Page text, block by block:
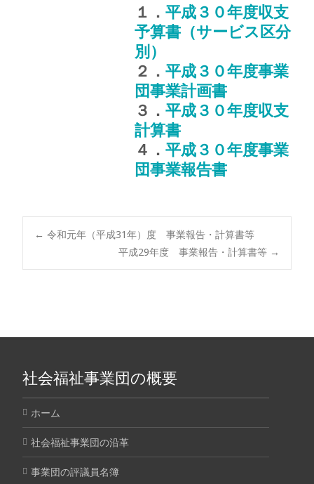
１． 平成３０年度収支
予算書（サービス区分
別）
２． 平成３０年度事業
団事業計画書
３． 平成３０年度収支
計算書
４． 平成３０年度事業
団事業報告書
← 令和元年（平成31年）度 事業報告・計算書等
平成29年度 事業報告・計算書等 →
社会福祉事業団の概要
ホーム
社会福祉事業団の沿革
事業団の評議員名簿